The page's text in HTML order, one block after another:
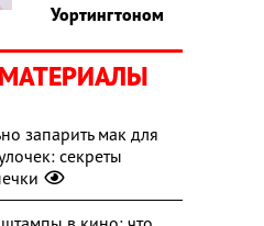
Уортингтоном
запарить мак для
секреты